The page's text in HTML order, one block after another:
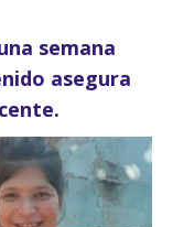
semana
asegura